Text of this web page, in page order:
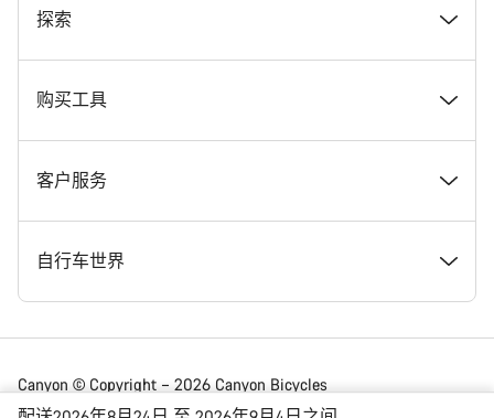
奖项
在 Canyon 工作
Canyon 新闻发布室
条款和条件
法律披露
探索
新闻和故事
提示和建议
Canyon Home Koblenz
会员礼遇
购买工具
找到您梦寐以求的 Canyon 自行车
现货自行车
找到您的 Canyon 尺寸
客户服务
支持中心
服务网点
自行车世界
公路车
Canyon © Copyright – 2026 Canyon Bicycles
GmbH – 保留所有权利